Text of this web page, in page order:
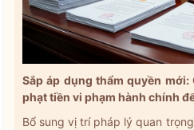
Sắp áp dụng thẩm quyền
phạt tiền vi phạm hành chính
Bổ sung vị trí pháp lý quan